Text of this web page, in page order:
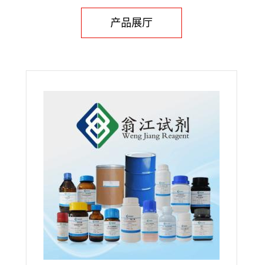
产品展厅